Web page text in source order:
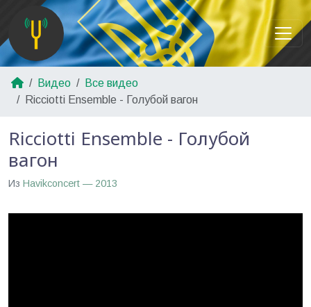
Видео
Все видео
Ricciotti Ensemble - Голубой вагон
Ricciotti Ensemble - Голубой
вагон
Из Havikconcert — 2013